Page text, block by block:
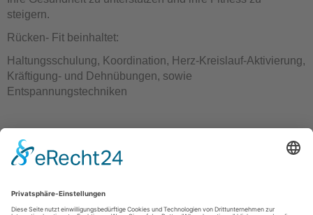
steigern.
Rücken- Fit beinhaltet:
Haltungsschulung, Koordination, Herz-Kreislauf-Aktivierung,
Kräftigung- und Dehnübungen, sowie
Entspannungstechniken
Otto-Escher-Str. 3